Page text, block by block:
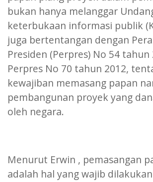
bukan hanya melanggar
keterbukaan informasi publik
juga bertentangan dengan
Presiden (Perpres) No 54 tahun
Perpres No 70 tahun 2012,
kewajiban memasang papan
pembangunan proyek yang
oleh negara.
Menurut Erwin , pemasangan
adalah hal yang wajib